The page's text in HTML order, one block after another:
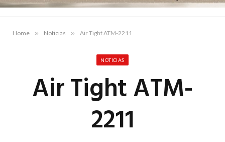
Home » Noticias » Air Tight ATM-2211
NOTICIAS
Air Tight ATM-
2211